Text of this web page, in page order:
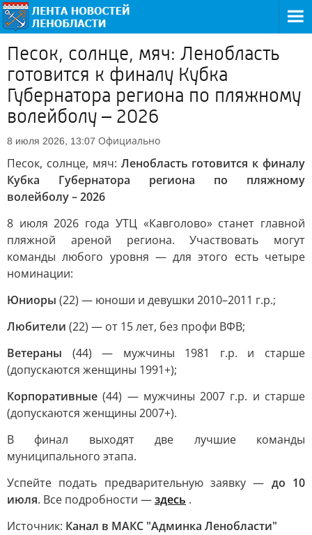
Песок, солнце, мяч: Ленобласть
готовится к финалу Кубка
Губернатора региона по пляжному
волейболу – 2026
8 июля 2026, 13:07 Официально
Песок, солнце, мяч: Ленобласть готовится к финалу
Кубка Губернатора региона по пляжному
волейболу – 2026
8 июля 2026 года УТЦ «Кавголово» станет главной
пляжной ареной региона. Участвовать могут
команды любого уровня — для этого есть четыре
номинации:
Юниоры (22) — юноши и девушки 2010–2011 г.р.;
Любители (22) — от 15 лет, без профи ВФВ;
Ветераны (44) — мужчины 1981 г.р. и старше
(допускаются женщины 1991+);
Корпоративные (44) — мужчины 2007 г.р. и старше
(допускаются женщины 2007+).
В финал выходят две лучшие команды
муниципального этапа.
Успейте подать предварительную заявку — до 10
июля. Все подробности —здесь .
Источник: Канал в МАКС "Админка Ленобласти"